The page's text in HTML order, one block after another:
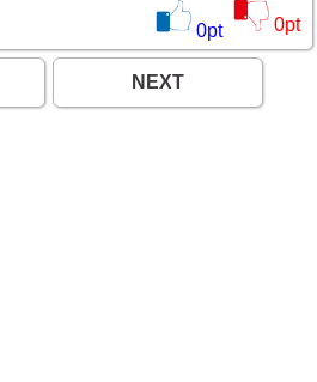
0pt 0pt
NEXT